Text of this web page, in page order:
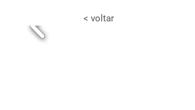
< voltar